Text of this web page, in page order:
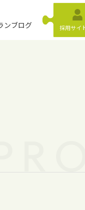
ンブログ 採用サイ